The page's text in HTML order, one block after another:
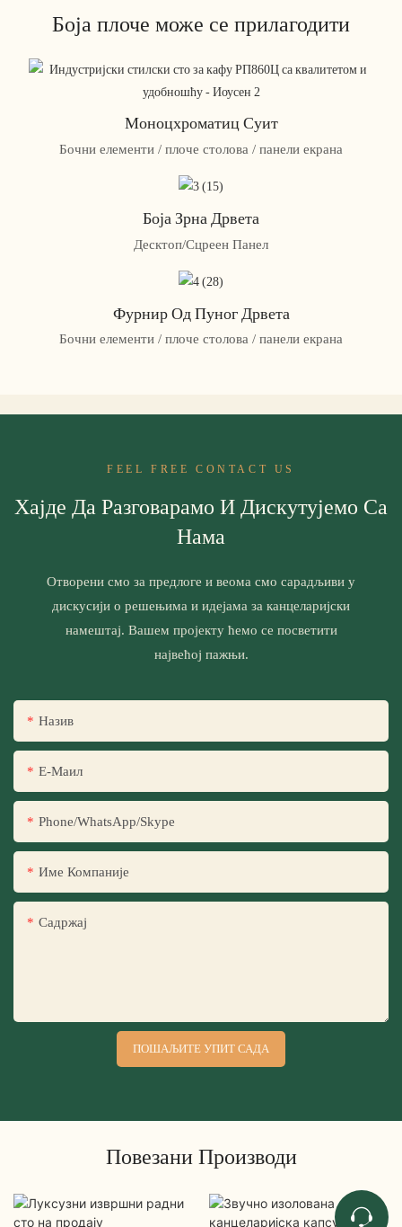
Боја плоче може се прилагодити
Моноцхроматиц Суит
Бочни елементи / плоче столова / панели екрана
Боја Зрна Дрвета
Десктоп/Сцреен Панел
Фурнир Од Пуног Дрвета
Бочни елементи / плоче столова / панели екрана
FEEL FREE CONTACT US
Хајде Да Разговарамо И Дискутујемо Са
Нама
Отворени смо за предлоге и веома смо сарадљиви у
дискусији о решењима и идејама за канцеларијски
намештај. Вашем пројекту ћемо се посветити
највећој пажњи.
Назив
Е-Маил
Phone/WhatsApp/Skype
Име Компаније
Садржај
ПОШАЉИТЕ УПИТ САДА
Повезани Производи